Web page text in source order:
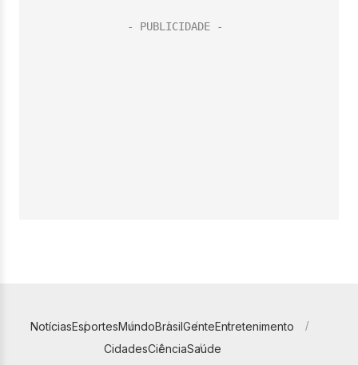
NotíciasEsportesMundoBrasilGenteEntretenimento
CidadesCiênciaSaúde